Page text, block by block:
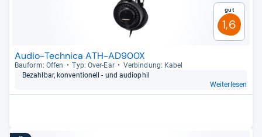
Gut
1,6
Audio-Technica ATH-AD900X
Bau­form: Offen Typ: Over-​Ear
Ver­bin­dung: Kabel
Bezahl­bar, kon­ven­tio­nell -​ und audio­phil
Weiterlesen